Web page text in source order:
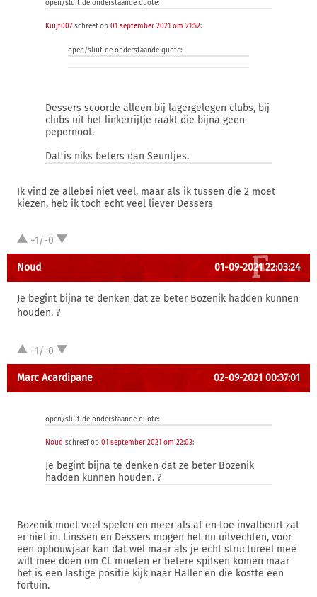
open/sluit de onderstaande quote:
Kuijt007schreef op 01 september 2021 om 21:52:
open/sluit de onderstaande quote:
Dessers scoorde alleen bij lagergelegen clubs, bij
clubs uit het linkerrijtje raakt die bijna geen
pepernoot.
Dat is niks beters dan Seuntjes.
Ik vind ze allebei niet veel, maar als ik tussen die 2 moet
kiezen, heb ik toch echt veel liever Dessers
+1/-0
Noud 01-09-2021 22:03:24
Je begint bijna te denken dat ze beter Bozenik hadden kunnen
houden. ?
+1/-0
Marc Acardipane 02-09-2021 00:37:01
open/sluit de onderstaande quote:
Noud schreef op 01 september 2021 om 22:03:
Je begint bijna te denken dat ze beter Bozenik
hadden kunnen houden. ?
Bozenik moet veel spelen en meer als af en toe invalbeurt zat
er niet in. Linssen en Dessers mogen het nu uitvechten, voor
een opbouwjaar kan dat wel maar als je echt structureel mee
wilt mee doen om CL moeten er betere spitsen komen maar
het is een lastige positie kijk naar Haller en die kostte een
fortuin.